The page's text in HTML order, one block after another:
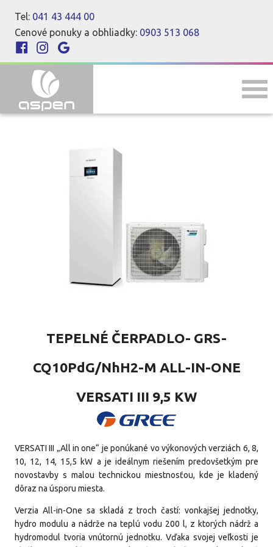
Tel: 041 43 444 00
Cenové ponuky a obhliadky: 0903 513 068
TEPELNÉ ČERPADLO- GRS-
CQ10PdG/NhH2-M ALL-IN-ONE
VERSATI III 9,5 KW
VERSATI III „All in one“ je ponúkané vo výkonových verziách 6, 8,
10, 12, 14, 15,5 kW a je ideálnym riešením predovšetkým pre
novostavby s malou technickou miestnosťou, kde je kladený
dôraz na úsporu miesta.
Verzia All-in-One sa skladá z troch častí: vonkajšej jednotky,
hydro modulu a nádrže na teplú vodu 200 l, z ktorých nádrž a
hydromodul tvoria vnútornú jednotku. Vďaka svojej veľkosti je